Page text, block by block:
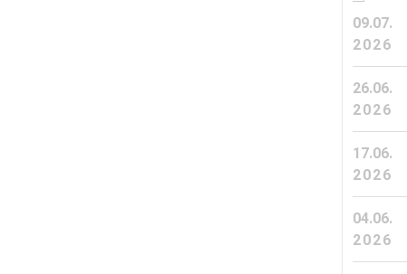
09.07.
2026
26.06.
2026
17.06.
2026
04.06.
2026